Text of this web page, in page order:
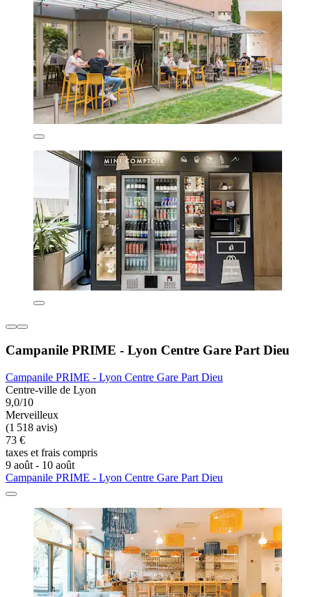
Campanile PRIME - Lyon Centre Gare Part Dieu
Campanile PRIME - Lyon Centre Gare Part Dieu
Centre-ville de Lyon
9,0/10
Merveilleux
(1 518 avis)
73 €
taxes et frais compris
9 août - 10 août
Campanile PRIME - Lyon Centre Gare Part Dieu